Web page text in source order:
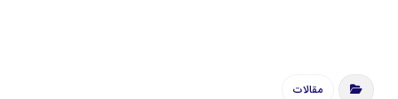
مقالات